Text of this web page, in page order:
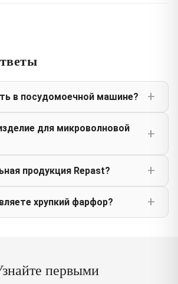
в посудомоечной машине?
для микроволновой
продукция Repast?
хрупкий фарфор?
первыми